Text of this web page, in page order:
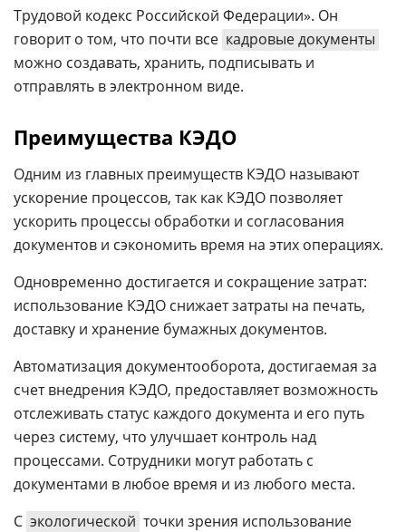
Трудовой кодекс Российской Федерации». Он
говорит о том, что почти все кадровые документы
можно создавать, хранить, подписывать и
отправлять в электронном виде.
Преимущества КЭДО
Одним из главных преимуществ КЭДО называют
ускорение процессов, так как КЭДО позволяет
ускорить процессы обработки и согласования
документов и сэкономить время на этих операциях.
Одновременно достигается и сокращение затрат:
использование КЭДО снижает затраты на печать,
доставку и хранение бумажных документов.
Автоматизация документооборота, достигаемая за
счет внедрения КЭДО, предоставляет возможность
отслеживать статус каждого документа и его путь
через систему, что улучшает контроль над
процессами. Сотрудники могут работать с
документами в любое время и из любого места.
С экологической точки зрения использование